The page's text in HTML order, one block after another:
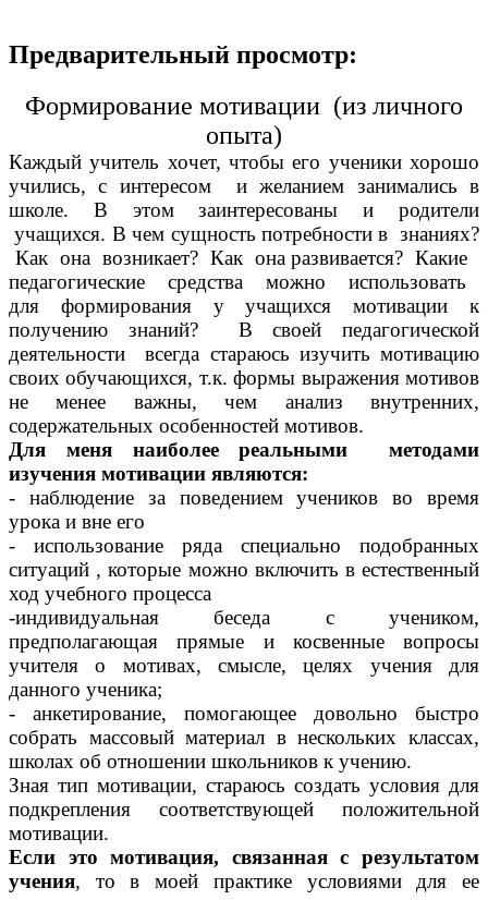
Предварительный просмотр:
Формирование мотивации (из личного
опыта)
Каждый учитель хочет, чтобы его ученики хорошо
учились, с интересом и желанием занимались в
школе. В этом заинтересованы и родители
учащихся. В чем сущность потребности в знаниях?
Как она возникает? Как она развивается? Какие
педагогические средства можно использовать
для формирования у учащихся мотивации к
получению знаний? В своей педагогической
деятельности всегда стараюсь изучить мотивацию
своих обучающихся, т.к. формы выражения мотивов
не менее важны, чем анализ внутренних,
содержательных особенностей мотивов.
Для меня наиболее реальными методами
изучения мотивации являются:
- наблюдение за поведением учеников во время
урока и вне его
- использование ряда специально подобранных
ситуаций , которые можно включить в естественный
ход учебного процесса
-индивидуальная беседа с учеником,
предполагающая прямые и косвенные вопросы
учителя о мотивах, смысле, целях учения для
данного ученика;
- анкетирование, помогающее довольно быстро
собрать массовый материал в нескольких классах,
школах об отношении школьников к учению.
Зная тип мотивации, стараюсь создать условия для
подкрепления соответствующей положительной
мотивации.
Если это мотивация, связанная с результатом
учения, то в моей практике условиями для ее